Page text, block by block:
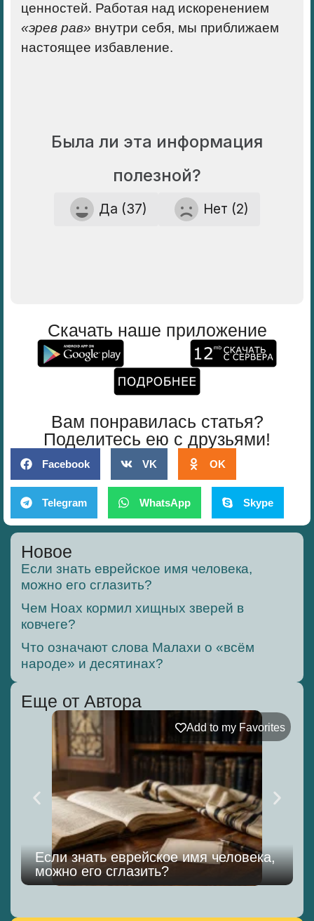
ценностей. Работая над искоренением
«эрев рав» внутри себя, мы приближаем
настоящее избавление.
Была ли эта информация
полезной?
Да (37) Нет (2)
Скачать наше приложение
Вам понравилась статья?
Поделитесь ею с друзьями!
Facebook VK OK
Telegram WhatsApp Skype
Новое
Если знать еврейское имя человека,
можно его сглазить?
Чем Ноах кормил хищных зверей в
ковчеге?
Что означают слова Малахи о «всём
народе» и десятинах?
Еще от Автора
Add to my Favorites
Если знать еврейское имя человека,
можно его сглазить?